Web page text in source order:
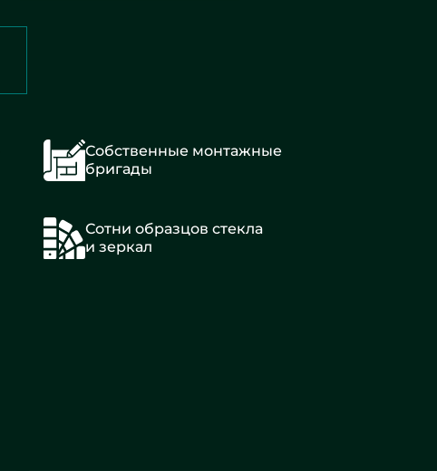
Собственные монтажные
бригады
Сотни образцов стекла
и зеркал